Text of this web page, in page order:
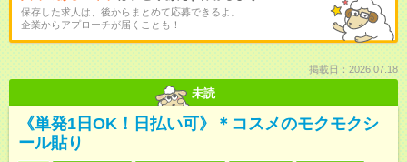
保存した求人は、後からまとめて応募できるよ。
企業からアプローチが届くことも！
掲載日：2026.07.18
未読
《単発1日OK！日払い可》＊コスメのモクモクシ
ール貼り